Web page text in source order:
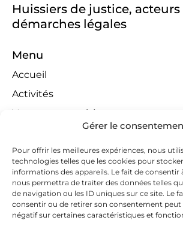
Gérer le
Pour offrir les meilleures expériences, nous
technologies telles que les cookies pour
informations des appareils. Le fait de consentir
nous permettra de traiter des données telles
de navigation ou les ID uniques sur ce site. Le
consentir ou de retirer son consentement peut
négatif sur certaines caractéristiques et
Huissiers de justice, acteurs
démarches légales
Menu
Accueil
Activités
Ventes aux enchères
Compétences territoriales
Jeux concours
Liens
Contact
Contactez-nous